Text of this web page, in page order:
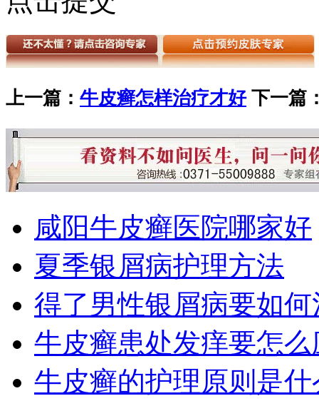
上一篇： 牛皮癣怎样治疗才好下一篇
咸阳牛皮癣医院哪家好
夏季银屑病护理方法
得了男性银屑病要如何
牛皮癣患处发痒要怎么
牛皮癣的护理原则是什